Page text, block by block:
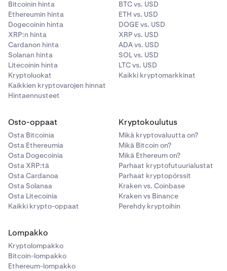
Bitcoinin hinta
Ethereumin hinta
Dogecoinin hinta
XRP:n hinta
Cardanon hinta
Solanan hinta
Litecoinin hinta
Kryptoluokat
Kaikkien kryptovarojen hinnat
Hintaennusteet
BTC vs. USD
ETH vs. USD
DOGE vs. USD
XRP vs. USD
ADA vs. USD
SOL vs. USD
LTC vs. USD
Kaikki kryptomarkkinat
Osto-oppaat
Osta Bitcoinia
Osta Ethereumia
Osta Dogecoinia
Osta XRP:tä
Osta Cardanoa
Osta Solanaa
Osta Litecoinia
Kaikki krypto-oppaat
Kryptokoulutus
Mikä kryptovaluutta on?
Mikä Bitcoin on?
Mikä Ethereum on?
Parhaat kryptofutuurialustat
Parhaat kryptopörssit
Kraken vs. Coinbase
Kraken vs Binance
Perehdy kryptoihin
Lompakko
Kryptolompakko
Bitcoin-lompakko
Ethereum-lompakko